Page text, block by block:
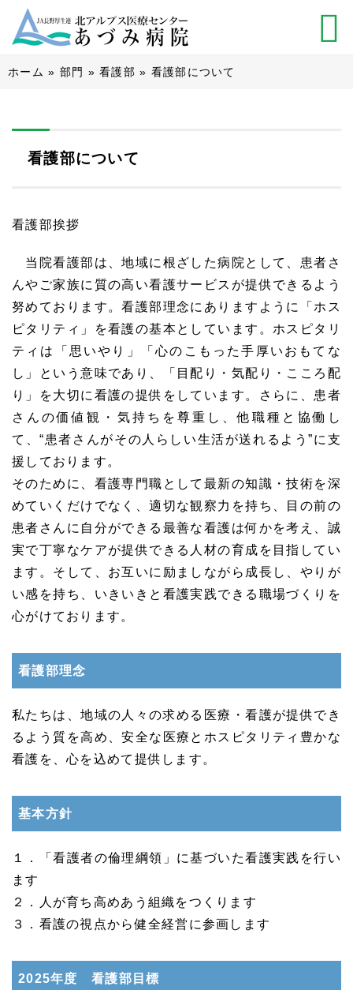
ホーム » 部門 »看護部 » 看護部について
看護部について
看護部挨拶
当院看護部は、地域に根ざした病院として、患者さ
んやご家族に質の高い看護サービスが提供できるよう
努めております。看護部理念にありますように「ホス
ピタリティ」を看護の基本としています。ホスピタリ
ティは「思いやり」「心のこもった手厚いおもてな
し」という意味であり、「目配り・気配り・こころ配
り」を大切に看護の提供をしています。さらに、患者
さんの価値観・気持ちを尊重し、他職種と協働し
て、“患者さんがその人らしい生活が送れるよう”に支
援しております。
そのために、看護専門職として最新の知識・技術を深
めていくだけでなく、適切な観察力を持ち、目の前の
患者さんに自分ができる最善な看護は何かを考え、誠
実で丁寧なケアが提供できる人材の育成を目指してい
ます。そして、お互いに励ましながら成長し、やりが
い感を持ち、いきいきと看護実践できる職場づくりを
心がけております。
看護部理念
私たちは、地域の人々の求める医療・看護が提供でき
るよう質を高め、安全な医療とホスピタリティ豊かな
看護を、心を込めて提供します。
基本方針
１．「看護者の倫理綱領」に基づいた看護実践を行い
ます
２．人が育ち高めあう組織をつくります
３．看護の視点から健全経営に参画します
2025年度 看護部目標